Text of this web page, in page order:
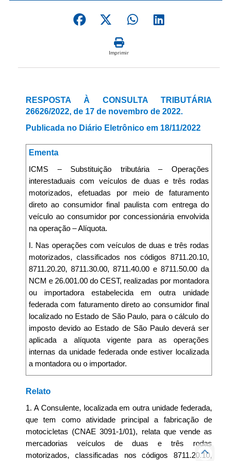
Imprimir
RESPOSTA À CONSULTA TRIBUTÁRIA
26626/2022, de 17 de novembro de 2022.
Publicada no Diário Eletrônico em 18/11/2022
Ementa
ICMS – Substituição tributária – Operações
interestaduais com veículos de duas e três rodas
motorizados, efetuadas por meio de faturamento
direto ao consumidor final paulista com entrega do
veículo ao consumidor por concessionária envolvida
na operação – Alíquota.
I. Nas operações com veículos de duas e três rodas
motorizados, classificados nos códigos 8711.20.10,
8711.20.20, 8711.30.00, 8711.40.00 e 8711.50.00 da
NCM e 26.001.00 do CEST, realizadas por montadora
ou importadora estabelecida em outra unidade
federada com faturamento direto ao consumidor final
localizado no Estado de São Paulo, para o cálculo do
imposto devido ao Estado de São Paulo deverá ser
aplicada a alíquota vigente para as operações
internas da unidade federada onde estiver localizada
a montadora ou o importador.
Relato
1. A Consulente, localizada em outra unidade federada,
que tem como atividade principal a fabricação de
motocicletas (CNAE 3091-1/01), relata que vende as
mercadorias veículos de duas e três rodas
motorizados, classificadas nos códigos 8711.20.10,